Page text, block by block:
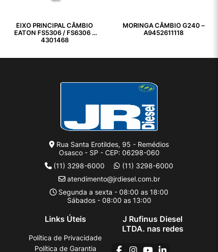
EIXO PRINCIPAL CÂMBIO
EATON FS5306 / FS6306 –
4301468
MORINGA CÂMBIO G240 –
A9452611118
Rua Santa Erotildes, 95 - Remédios
Osasco - SP - CEP: 06298-060
(11) 3298-6000
(11) 3298-6000
atendimento@jrdiesel.com.br
Segunda a sexta - 08:00 as 18:00
Sábados - 08:00 as 13:00
Links Úteis
Política de Privacidade
Política de Garantia
J Rufinus Diesel
LTDA. nas redes